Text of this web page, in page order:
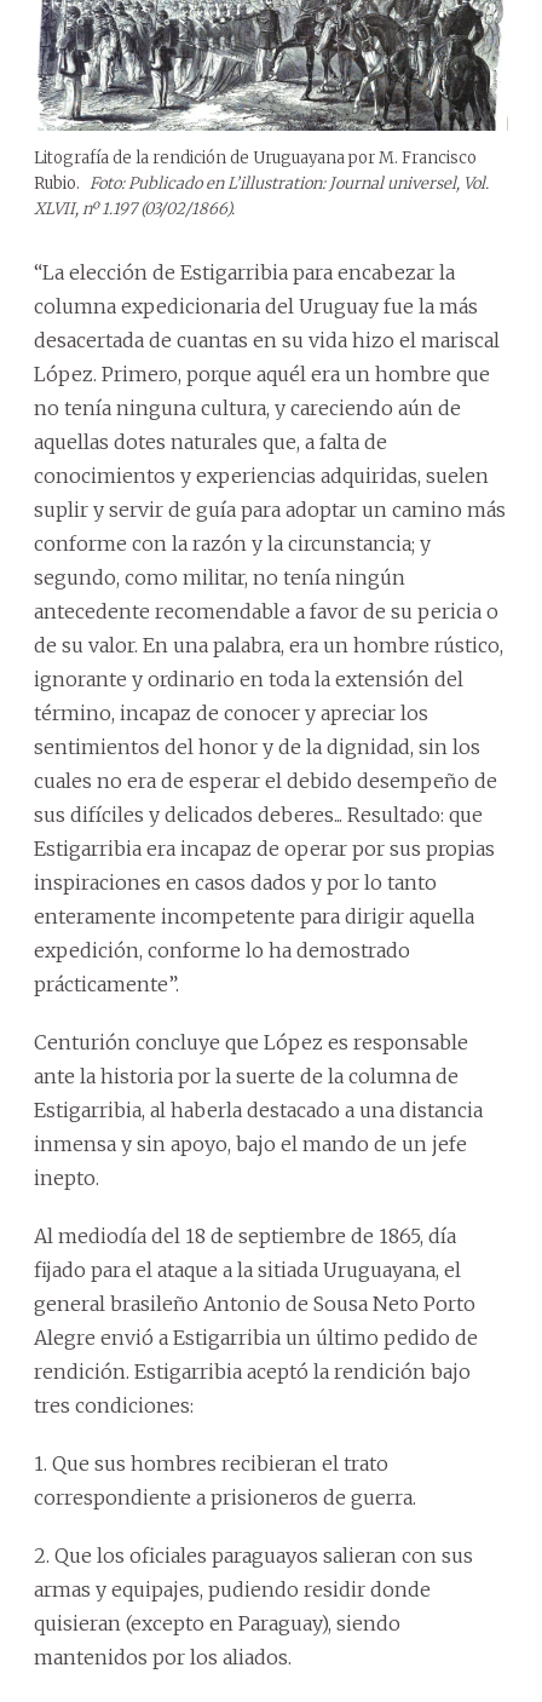
Litografía de la rendición de Uruguayana por M. Francisco
Rubio. Foto: Publicado en L’illustration: Journal universel, Vol.
XLVII, nº 1.197 (03/02/1866).
“La elección de Estigarribia para encabezar la
columna expedicionaria del Uruguay fue la más
desacertada de cuantas en su vida hizo el mariscal
López. Primero, porque aquél era un hombre que
no tenía ninguna cultura, y careciendo aún de
aquellas dotes naturales que, a falta de
conocimientos y experiencias adquiridas, suelen
suplir y servir de guía para adoptar un camino más
conforme con la razón y la circunstancia; y
segundo, como militar, no tenía ningún
antecedente recomendable a favor de su pericia o
de su valor. En una palabra, era un hombre rústico,
ignorante y ordinario en toda la extensión del
término, incapaz de conocer y apreciar los
sentimientos del honor y de la dignidad, sin los
cuales no era de esperar el debido desempeño de
sus difíciles y delicados deberes... Resultado: que
Estigarribia era incapaz de operar por sus propias
inspiraciones en casos dados y por lo tanto
enteramente incompetente para dirigir aquella
expedición, conforme lo ha demostrado
prácticamente”.
Centurión concluye que López es responsable
ante la historia por la suerte de la columna de
Estigarribia, al haberla destacado a una distancia
inmensa y sin apoyo, bajo el mando de un jefe
inepto.
Al mediodía del 18 de septiembre de 1865, día
fijado para el ataque a la sitiada Uruguayana, el
general brasileño Antonio de Sousa Neto Porto
Alegre envió a Estigarribia un último pedido de
rendición. Estigarribia aceptó la rendición bajo
tres condiciones:
1. Que sus hombres recibieran el trato
correspondiente a prisioneros de guerra.
2. Que los oficiales paraguayos salieran con sus
armas y equipajes, pudiendo residir donde
quisieran (excepto en Paraguay), siendo
mantenidos por los aliados.